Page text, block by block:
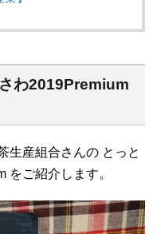
わ2019Premium
生産組合さんの とっと
をご紹介します。